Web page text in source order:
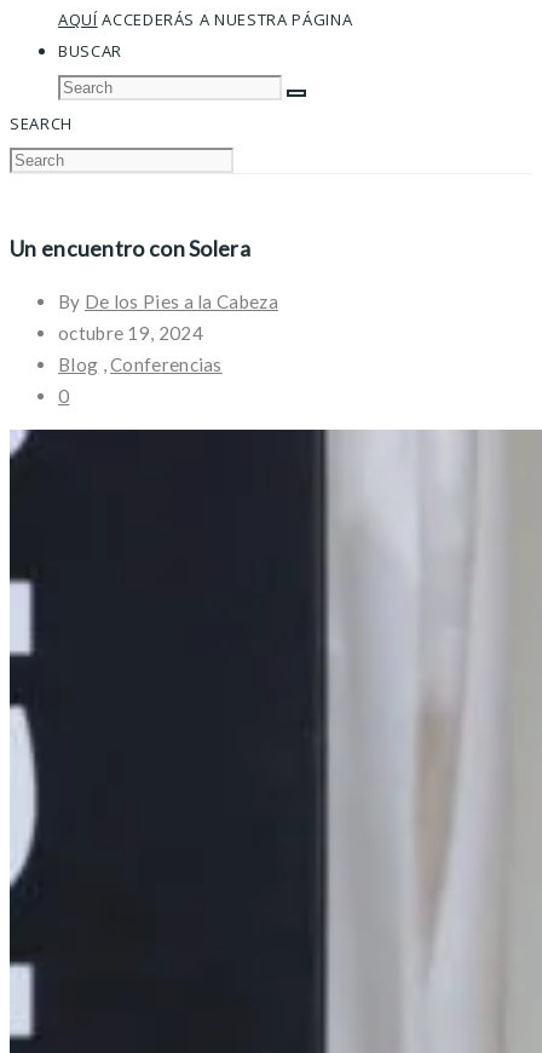
AQUÍACCEDERÁS A NUESTRA PÁGINA
BUSCAR
SEARCH
Un encuentro con Solera
By De los Pies a la Cabeza
octubre 19, 2024
Blog ,Conferencias
0